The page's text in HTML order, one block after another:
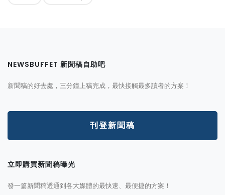
NEWSBUFFET 新聞稿自助吧
新聞稿的好去處，三分鐘上稿完成，最快接觸最多讀者的方案！
刊登新聞稿
立即購買新聞稿曝光
發一篇新聞稿透通到各大媒體的最快速、最便捷的方案！